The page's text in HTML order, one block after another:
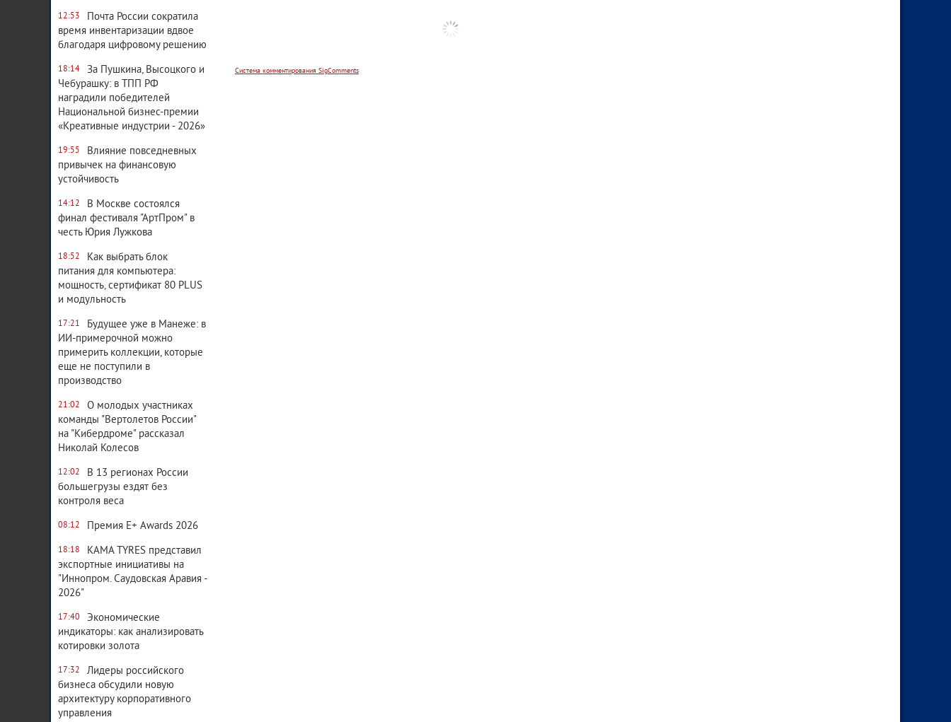
12:53
Почта России сократила
время инвентаризации вдвое
благодаря цифровому решению
18:14
За Пушкина, Высоцкого и
Чебурашку: в ТПП РФ
наградили победителей
Национальной бизнес-премии
«Креативные индустрии - 2026»
19:55
Влияние повседневных
привычек на финансовую
устойчивость
14:12
В Москве состоялся
финал фестиваля "АртПром" в
честь Юрия Лужкова
18:52
Как выбрать блок
питания для компьютера:
мощность, сертификат 80 PLUS
и модульность
17:21
Будущее уже в Манеже: в
ИИ-примерочной можно
примерить коллекции, которые
еще не поступили в
производство
21:02
О молодых участниках
команды "Вертолетов России"
на "Кибердроме" рассказал
Николай Колесов
12:02
В 13 регионах России
большегрузы ездят без
контроля веса
08:12 Премия E+ Awards 2026
18:18
KAMA TYRES представил
экспортные инициативы на
"Иннопром. Саудовская Аравия -
2026"
17:40
Экономические
индикаторы: как анализировать
котировки золота
17:32
Лидеры российского
бизнеса обсудили новую
архитектуру корпоративного
управления